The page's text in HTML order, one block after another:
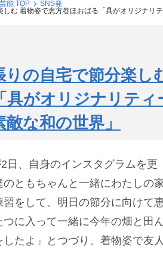
芸能 TOP
SNS発
む 着物姿で恵方巻ほおばる「具がオリジナリ
りの自宅で節分楽し
具がオリジナリティ
な和の世界」
日、自身のインスタグラムを更
ともちゃんと一緒にわたしの
をして、明日の節分に向けて
に入って一緒に今年の畑と田
たよ」とつづり、着物姿で友人